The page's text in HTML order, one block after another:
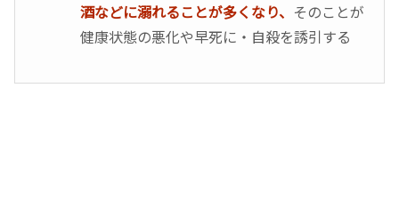
酒などに溺れることが多くなり、 そのことが
健康状態の悪化や早死に・自殺を誘引する